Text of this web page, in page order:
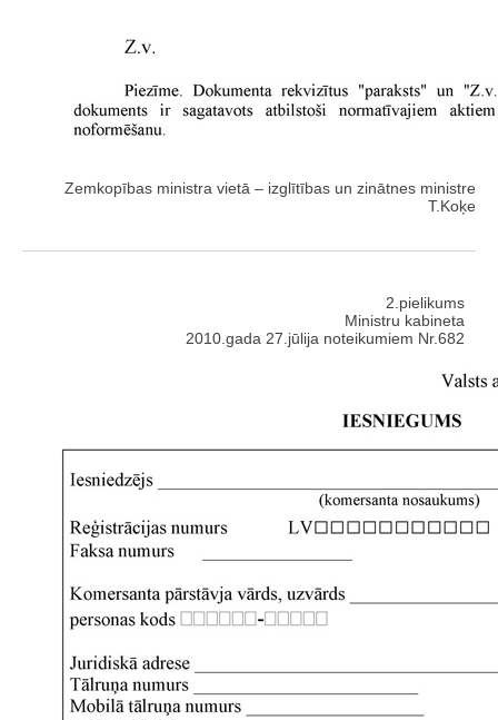
Zemkopības ministra vietā – izglītības un zinātnes ministre
T.Koķe
2.pielikums
Ministru kabineta
2010.gada 27.jūlija noteikumiem Nr.682